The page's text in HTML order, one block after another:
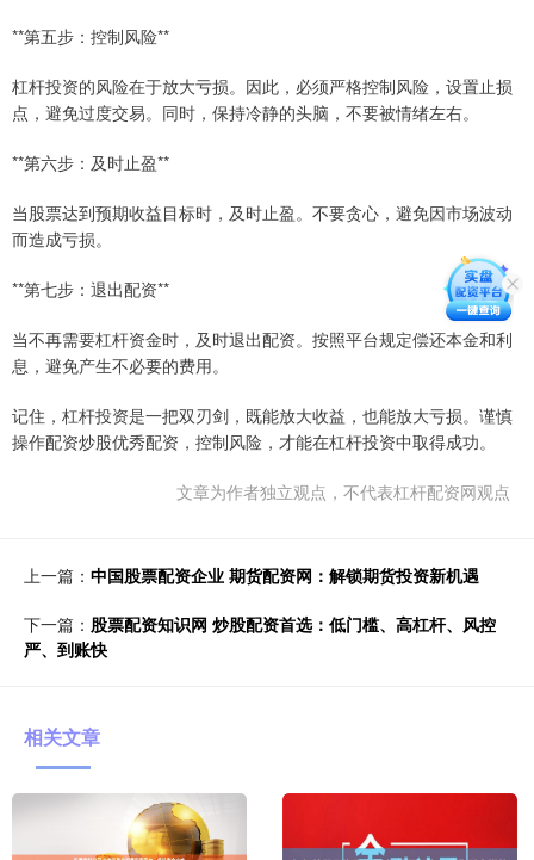
**第五步：控制风险**
杠杆投资的风险在于放大亏损。因此，必须严格控制风险，设置止损
点，避免过度交易。同时，保持冷静的头脑，不要被情绪左右。
**第六步：及时止盈**
当股票达到预期收益目标时，及时止盈。不要贪心，避免因市场波动
而造成亏损。
**第七步：退出配资**
当不再需要杠杆资金时，及时退出配资。按照平台规定偿还本金和利
息，避免产生不必要的费用。
记住，杠杆投资是一把双刃剑，既能放大收益，也能放大亏损。谨慎
操作配资炒股优秀配资，控制风险，才能在杠杆投资中取得成功。
文章为作者独立观点，不代表杠杆配资网观点
上一篇： 中国股票配资企业 期货配资网：解锁期货投资新机遇
下一篇： 股票配资知识网 炒股配资首选：低门槛、高杠杆、风控
严、到账快
相关文章